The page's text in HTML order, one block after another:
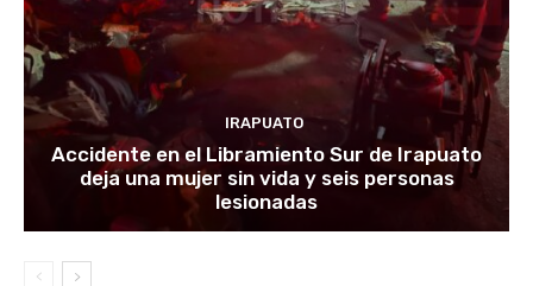
IRAPUATO
Accidente en el Libramiento Sur de Irapuato
deja una mujer sin vida y seis personas
lesionadas